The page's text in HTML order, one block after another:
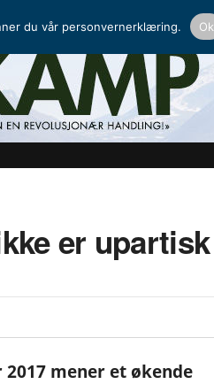
er upartisk
mener et økende
du vår personvernerklæring. Ok